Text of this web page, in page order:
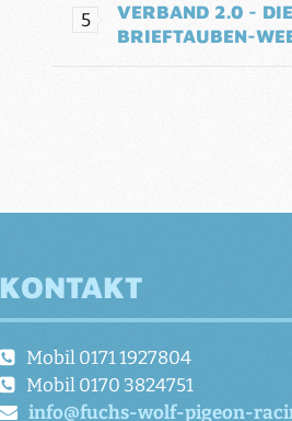
VERBAND 2.0 -
BRIEFTAUBEN-
KONTAKT
Mobil 0171 1927804
Mobil 0170 3824751
info@fuchs-wolf-pigeon-